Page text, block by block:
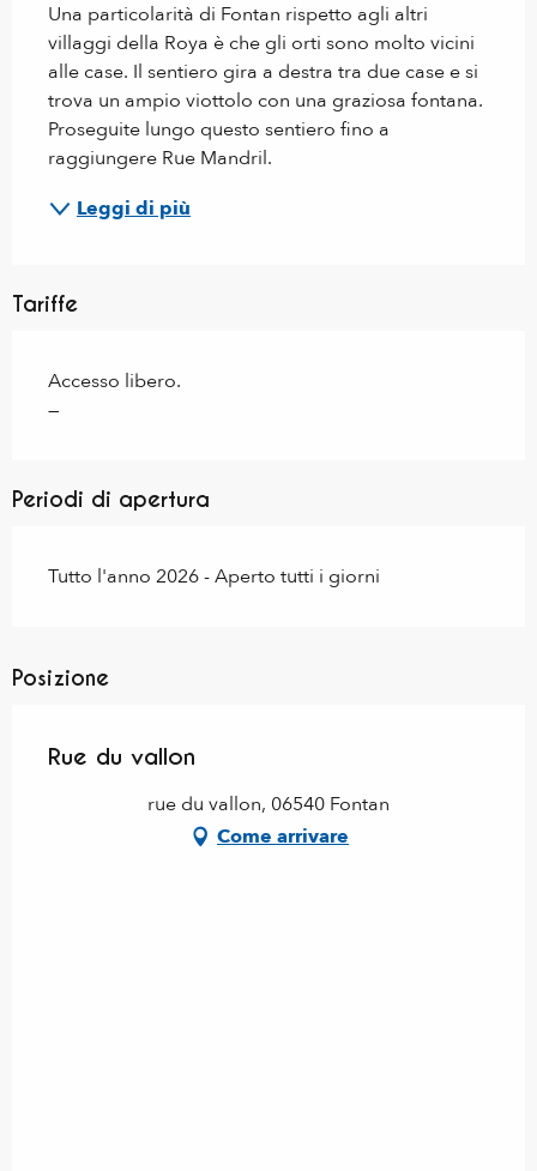
Una particolarità di Fontan rispetto agli altri
villaggi della Roya è che gli orti sono molto vicini
alle case. Il sentiero gira a destra tra due case e si
trova un ampio viottolo con una graziosa fontana.
Proseguite lungo questo sentiero fino a
raggiungere Rue Mandril.
Leggi di più
Tariffe
Accesso libero.
—
Periodi di apertura
Tutto l'anno 2026 - Aperto tutti i giorni
Posizione
Rue du vallon
rue du vallon, 06540 Fontan
Come arrivare